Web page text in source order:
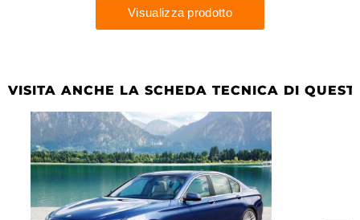
VISITA ANCHE LA SCHEDA TECNICA DI